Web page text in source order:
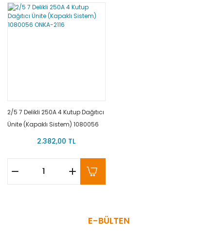
2/5 7 Delikli 250A 4 Kutup Dağıtıcı
Ünite (Kapaklı Sistem) 1080056
2.382,00 TL
E-BÜLTEN